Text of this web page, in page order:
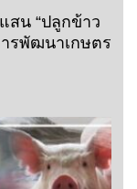
สน “ปลูกข้าว
รพัฒนาเกษตร